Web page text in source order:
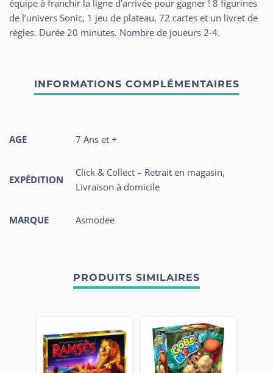
équipe à franchir la ligne d’arrivée pour gagner ! 8 figurines
de l’univers Sonic, 1 jeu de plateau, 72 cartes et un livret de
règles. Durée 20 minutes. Nombre de joueurs 2-4.
AGE 7 Ans et +
EXPÉDITION
Click & Collect – Retrait en magasin,
Livraison à domicile
MARQUE Asmodee
PRODUITS SIMILAIRES